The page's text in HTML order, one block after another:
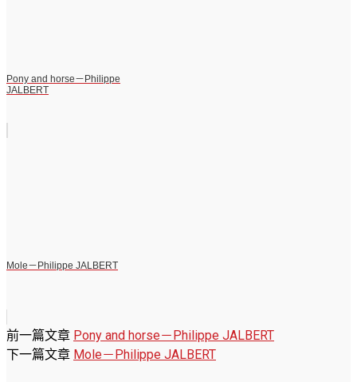
Pony and horse－Philippe
JALBERT
Mole－Philippe JALBERT
前一篇文章 Pony and horse－Philippe JALBERT
下一篇文章 Mole－Philippe JALBERT